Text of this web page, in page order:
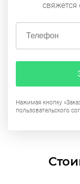
свяжется
Нажимая кнопку
пользовательского